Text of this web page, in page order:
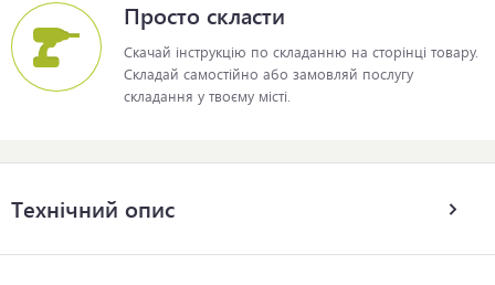
Технічний опис
Просто скласти
Скачай інструкцію по складанню на сторінці товару.
Складай самостійно або замовляй послугу
складання у твоєму місті.